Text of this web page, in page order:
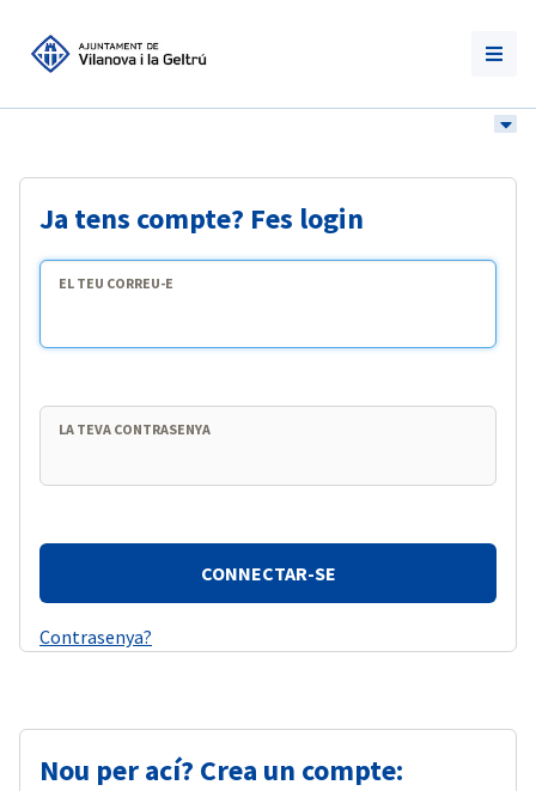
Ja tens compte? Fes login
EL TEU CORREU-E
LA TEVA CONTRASENYA
Contrasenya?
Nou per ací? Crea un compte: